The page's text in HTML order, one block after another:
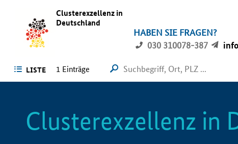
Clusterexzellenz in
Deutschland
HABEN SIE FRAGEN?
030 310078-387
LISTE 1 Einträge
Clusterexzellenz in